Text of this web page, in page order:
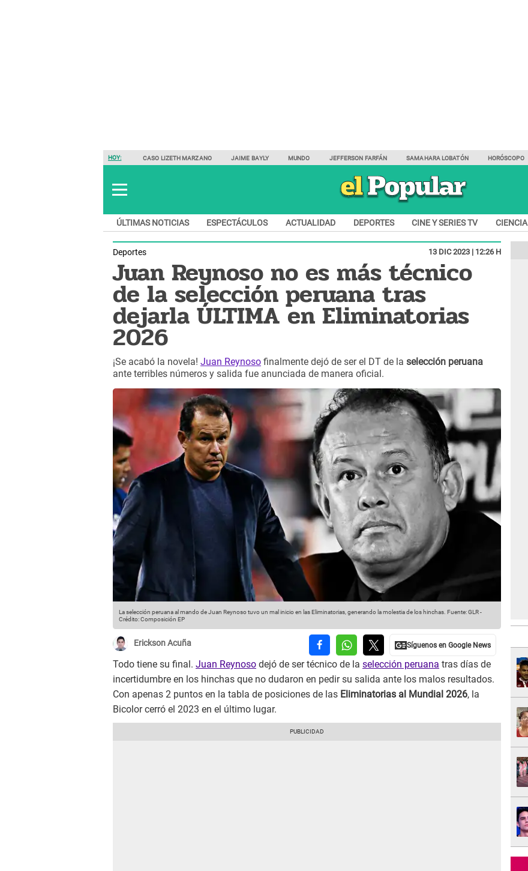
HOY: CASO LIZETH MARZANO JAIME BAYLY MUNDO JEFFERSON FARFÁN SAMAHARA LOBATÓN HORÓSCOPO
ÚLTIMAS NOTICIAS ESPECTÁCULOS ACTUALIDAD DEPORTES CINE Y SERIES TV CIENCIA
Deportes 13 DIC 2023 | 12:26 H
Juan Reynoso no es más técnico
de la selección peruana tras
dejarla ÚLTIMA en Eliminatorias
2026
¡Se acabó la novela! Juan Reynoso finalmente dejó de ser el DT de la selección peruana
ante terribles números y salida fue anunciada de manera oficial.
La selección peruana al mando de Juan Reynoso tuvo un mal inicio en las Eliminatorias, generando la molestia de los hinchas. Fuente: GLR-
Crédito: Composición EP
Erickson Acuña
Todo tiene su final. Juan Reynoso dejó de ser técnico de la selección peruana tras días de
incertidumbre en los hinchas que no dudaron en pedir su salida ante los malos resultados.
Con apenas 2 puntos en la tabla de posiciones de las Eliminatorias al Mundial 2026, la
Bicolor cerró el 2023 en el último lugar.